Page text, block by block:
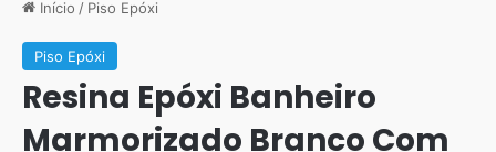
Início / Piso Epóxi
Piso Epóxi
Resina Epóxi Banheiro
Marmorizado Branco Com